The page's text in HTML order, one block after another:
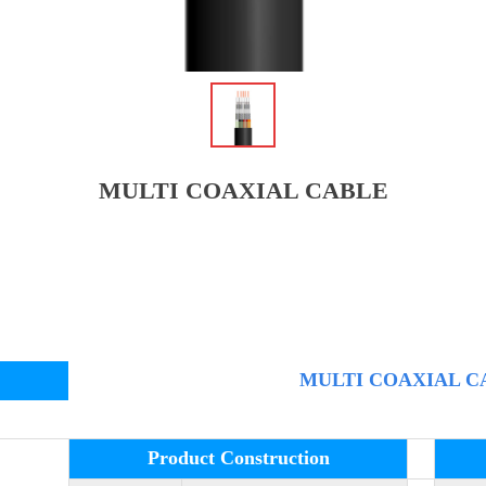
MULTI COAXIAL CABLE
MULTI COAXIAL
Product Construction